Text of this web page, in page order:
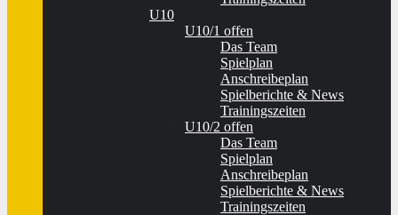
U10
U10/1 offen
Das Team
Spielplan
Anschreibeplan
Spielberichte & News
Trainingszeiten
U10/2 offen
Das Team
Spielplan
Anschreibeplan
Spielberichte & News
Trainingszeiten